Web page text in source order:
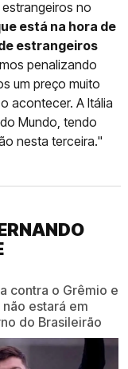
no
está na hora de
estrangeiros
penalizando
um preço muito
acontecer. A Itália
Mundo, tendo
nesta terceira."
contra o Grêmio e
estará em
do Brasileirão